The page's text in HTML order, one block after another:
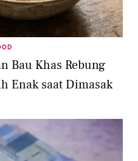
Bau Khas Rebung
Enak saat Dimasak